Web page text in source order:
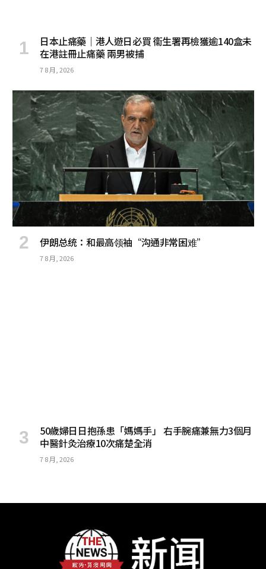
日本止痛藥｜港人遊日必買 衞生署再檢獲逾140盒未
在港註冊止痛藥 兩男被捕
7 8 月, 2026
伊朗总统：和最高领袖“沟通非常困难”
7 8 月, 2026
50歲婦日日抱孫患「媽媽手」 右手腕痛兼無力3個月
中醫針灸治療10次痛楚全消
7 8 月, 2026